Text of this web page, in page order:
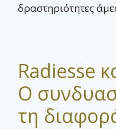
δραστηριότητες
Radiesse
Ο
τη